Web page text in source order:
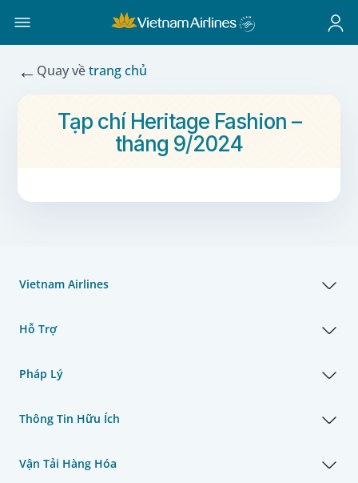
← Quay vềtrang chủ
Tạp chí Heritage Fashion –
tháng 9/2024
Vietnam Airlines
Hỗ Trợ
Pháp Lý
Thông Tin Hữu Ích
Vận Tải Hàng Hóa